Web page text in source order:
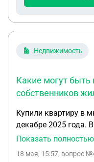
Недвижимость
Какие могут быть
собственников
Купили квартиру в
декабре 2025 года.
что земля находится
года после сдачи
Показать полностью
18 мая, 15:57, вопрос